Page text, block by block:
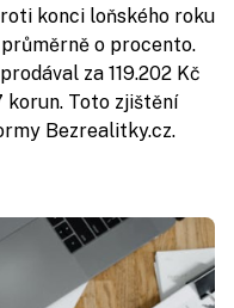
konci loňského roku
o procento.
za 119.202 Kč
korun. Toto zjištění
Bezrealitky.cz.